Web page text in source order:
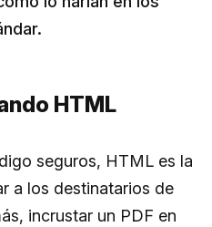
HTML
seguros, HTML es la
a los destinatarios de
incrustar un PDF en